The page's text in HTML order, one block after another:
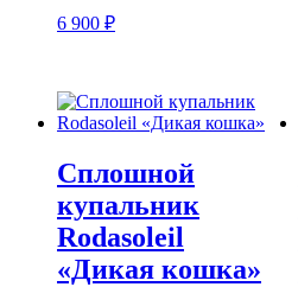
6 900 ₽
Сплошной
купальник
Rodasoleil
«Дикая кошка»